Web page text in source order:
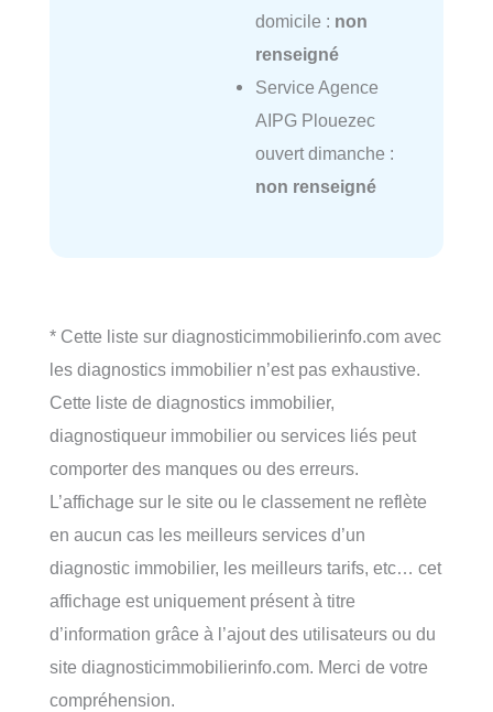
domicile : non
renseigné
Service Agence
AIPG Plouezec
ouvert dimanche :
non renseigné
* Cette liste sur diagnosticimmobilierinfo.com avec
les diagnostics immobilier n’est pas exhaustive.
Cette liste de diagnostics immobilier,
diagnostiqueur immobilier ou services liés peut
comporter des manques ou des erreurs.
L’affichage sur le site ou le classement ne reflète
en aucun cas les meilleurs services d’un
diagnostic immobilier, les meilleurs tarifs, etc… cet
affichage est uniquement présent à titre
d’information grâce à l’ajout des utilisateurs ou du
site diagnosticimmobilierinfo.com. Merci de votre
compréhension.